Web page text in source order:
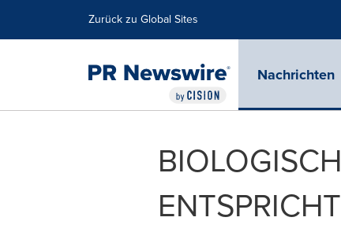
Zurück zu Global Sites
Nachrichten